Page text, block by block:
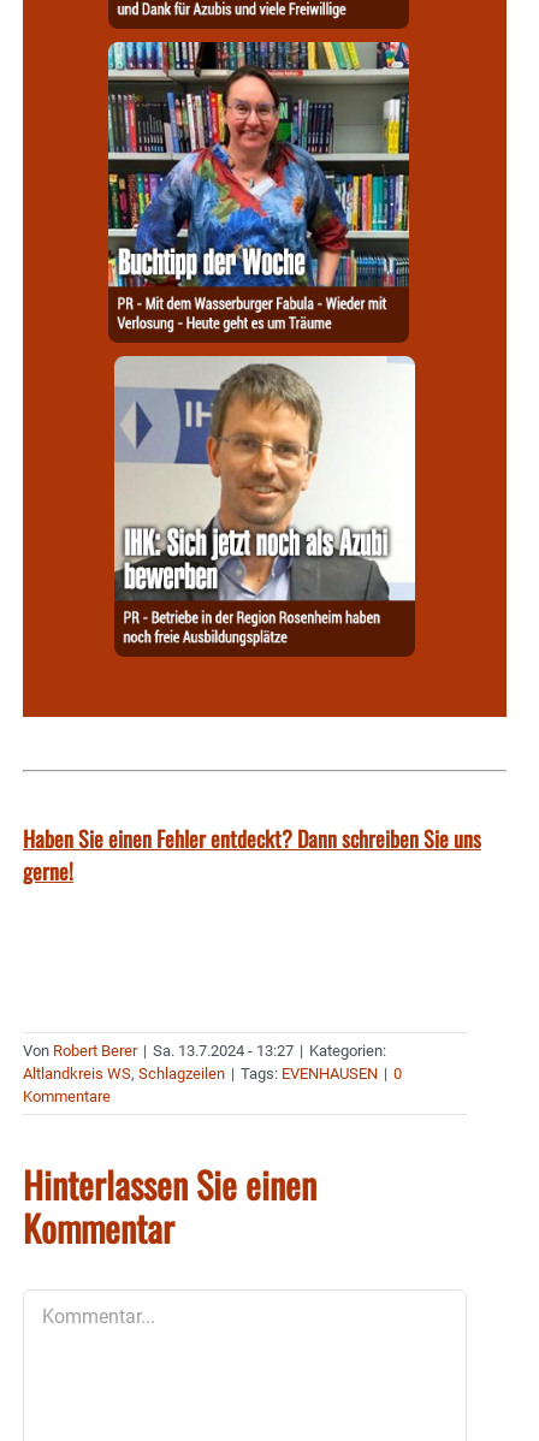
Haben Sie einen Fehler entdeckt? Dann schreiben Sie uns
gerne!
Von Robert Berer | Sa. 13.7.2024 - 13:27 | Kategorien:
Altlandkreis WS, Schlagzeilen | Tags: EVENHAUSEN | 0
Kommentare
Hinterlassen Sie einen
Kommentar